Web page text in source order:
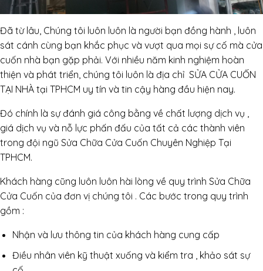
Đã từ lâu, Chúng tôi luôn luôn là người bạn đồng hành , luôn
sát cánh cùng bạn khắc phục và vượt qua mọi sự cố mà cửa
cuốn nhà bạn gặp phải. Với nhiều năm kinh nghiệm hoàn
thiện và phát triển, chúng tôi luôn là địa chỉ SỬA CỬA CUỐN
TẠI NHÀ tại TPHCM uy tín và tin cậy hàng đầu hiện nay.
Đó chính là sự đánh giá công bằng về chất lượng dịch vụ ,
giá dịch vụ và nỗ lực phấn đấu của tất cả các thành viên
trong đội ngũ Sửa Chữa Cửa Cuốn Chuyên Nghiệp Tại
TPHCM.
Khách hàng cũng luôn luôn hài lòng về quy trình Sửa Chữa
Cửa Cuốn của đơn vị chúng tôi . Các bước trong quy trình
gồm :
Nhận và lưu thông tin của khách hàng cung cấp
Điều nhân viên kỹ thuật xuống và kiểm tra , khảo sát sự